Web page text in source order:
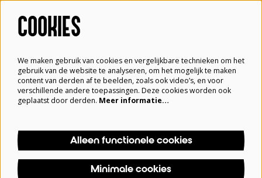
Aanmelden
Deze site wordt beschermd door reCAPTCHA, dataverwerking gebeurt in overeenstemming met deCloud Data Processing Addendum van Google.
COOKIES
We maken gebruik van cookies en vergelijkbare technieken om het
gebruik van de website te analyseren, om het mogelijk te maken
content van derden af te beelden, zoals ook video’s, en voor
verschillende andere toepassingen. Deze cookies worden ook
geplaatst door derden. Meer informatie…
Alleen functionele cookies
Minimale cookies